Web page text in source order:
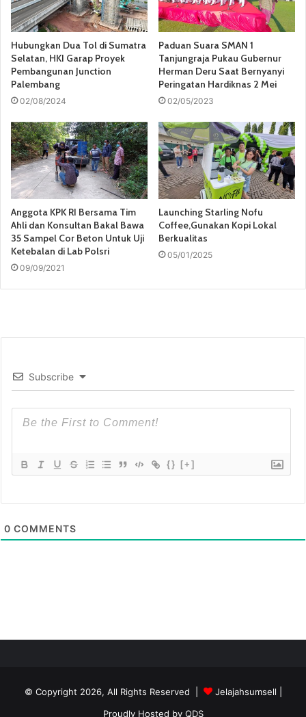
Hubungkan Dua Tol di Sumatra
Selatan, HKI Garap Proyek
Pembangunan Junction
Palembang
02/08/2024
Paduan Suara SMAN 1
Tanjungraja Pukau Gubernur
Herman Deru Saat Bernyanyi
Peringatan Hardiknas 2 Mei
02/05/2023
Anggota KPK RI Bersama Tim
Ahli dan Konsultan Bakal Bawa
35 Sampel Cor Beton Untuk Uji
Ketebalan di Lab Polsri
09/09/2021
Launching Starling Nofu
Coffee,Gunakan Kopi Lokal
Berkualitas
05/01/2025
Subscribe
{} [+]
0 COMMENTS
© Copyright 2026, All Rights Reserved | Jelajahsumsell
Proudly Hosted by QDS